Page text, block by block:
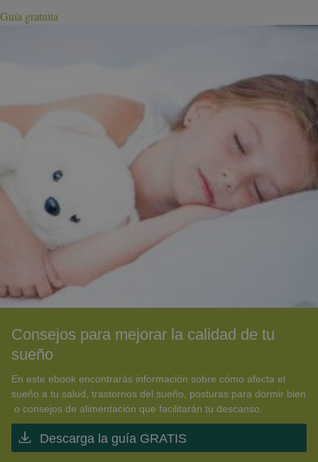
Guía gratuita
Consejos para mejorar la calidad de tu
sueño
En este ebook encontrarás información sobre cómo afecta el
sueño a tu salud, trastornos del sueño, posturas para dormir bien
o consejos de alimentación que facilitarán tu descanso.
Descarga la guía GRATIS